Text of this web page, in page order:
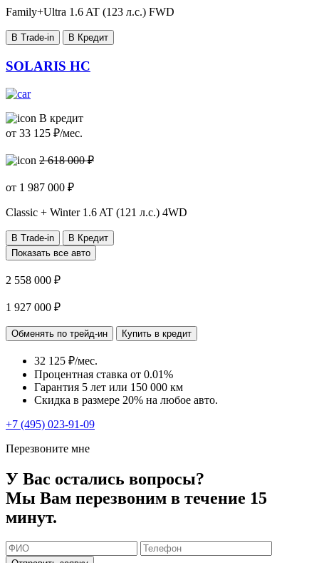
Family+Ultra 1.6 AT (123 л.с.) FWD
В Trade-in В Кредит
SOLARIS HC
В кредит
от 33 125 ₽/мес.
2 618 000 ₽
от 1 987 000 ₽
Classic + Winter 1.6 AT (121 л.с.) 4WD
В Trade-in
В Кредит
Показать все авто
2 558 000 ₽
1 927 000 ₽
Обменять по трейд-ин Купить в кредит
32 125 ₽/мес.
Процентная ставка от 0.01%
Гарантия 5 лет или 150 000 км
Скидка в размере 20% на любое авто.
+7 (495) 023-91-09
Перезвоните мне
У Вас остались вопросы?
Мы Вам перезвоним в течение 15
минут.